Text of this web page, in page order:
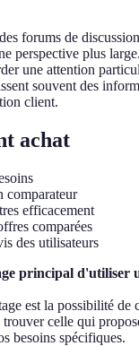
forums de
perspective plus
une attention
souvent des
client.
achat
comparateur
efficacement
comparées
des utilisateurs
principal d'utiliser
est la possibilité de
celle qui
besoins spécifiques.